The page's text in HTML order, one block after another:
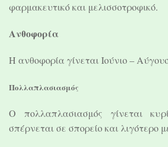
φαρμακευτικό και μελισσοτροφικό.
Ανθοφορία
Η ανθοφορία γίνεται Ιούνιο –
Πολλαπλασιασμός
O πολλαπλασιασμός γίνεται
σπέρνεται σε σπορείο και λιγότερο